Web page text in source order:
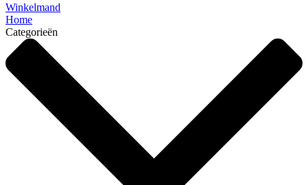
Winkelmand
Home
Categorieën